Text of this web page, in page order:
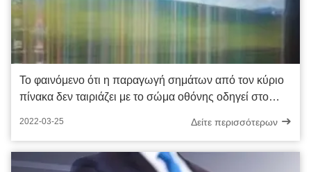
Το φαινόμενο ότι η παραγωγή σημάτων από τον κύριο
πίνακα δεν ταιριάζει με το σώμα οθόνης οδηγεί στο
2022-03-25 Δείτε περισσότερων